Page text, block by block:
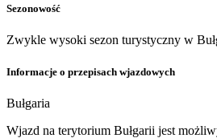
Sezonowość
Zwykle wysoki sezon turystyczny w
Informacje o przepisach wjazdowych
Bułgaria
Wjazd na terytorium Bułgarii jest